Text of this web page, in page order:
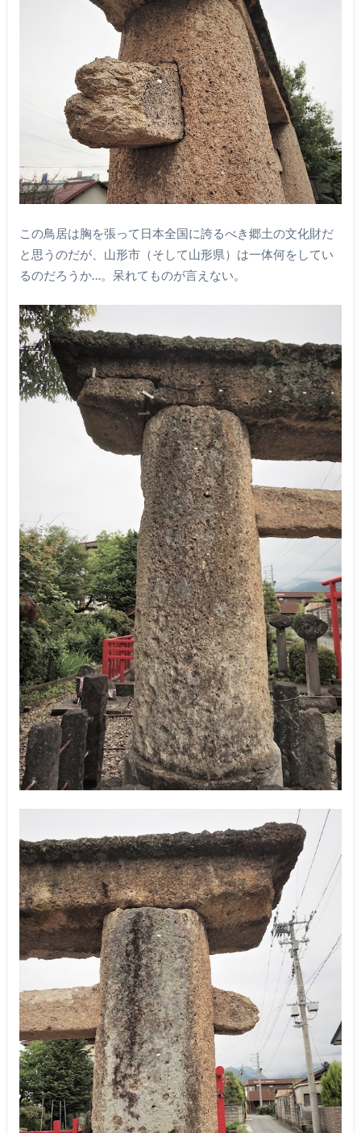
この鳥居は胸を張って日本全国に誇るべき郷土の文化財だ
と思うのだが、山形市（そして山形県）は一体何をしてい
るのだろうか…。呆れてものが言えない。